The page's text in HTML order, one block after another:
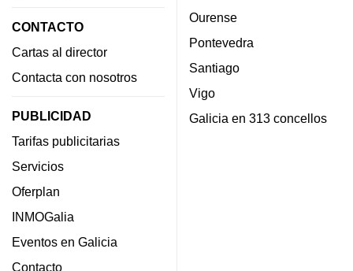
CONTACTO
Cartas al director
Contacta con nosotros
PUBLICIDAD
Tarifas publicitarias
Servicios
Oferplan
INMOGalia
Eventos en Galicia
Contacto
Ourense
Pontevedra
Santiago
Vigo
Galicia en 313 concellos